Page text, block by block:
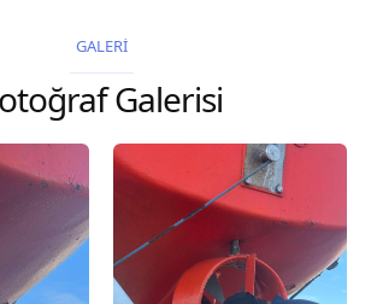
of...
GALERİ
Galerisi
galeri 3